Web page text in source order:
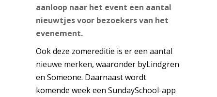
aanloop naar het event een aantal
nieuwtjes voor bezoekers van het
evenement.
Ook deze zomereditie is er een aantal
nieuwe merken, waaronder byLindgren
en Someone. Daarnaast wordt
komende week een SundaySchool-app